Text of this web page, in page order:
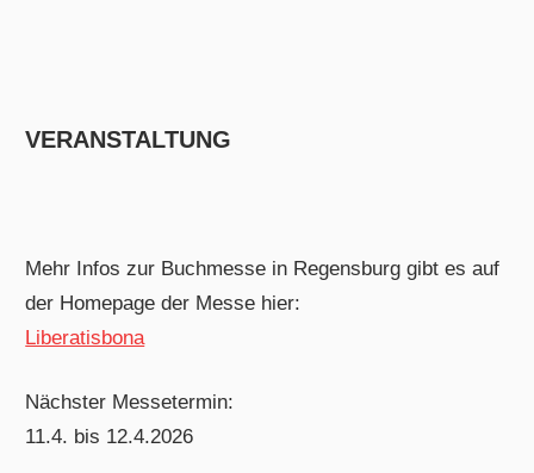
VERANSTALTUNG
Mehr Infos zur Buchmesse in Regensburg gibt es auf
der Homepage der Messe hier:
Liberatisbona
Nächster Messetermin:
11.4. bis 12.4.2026